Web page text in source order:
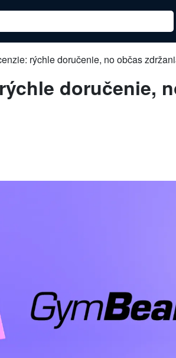
rýchle doručenie, no občas
doručenie,